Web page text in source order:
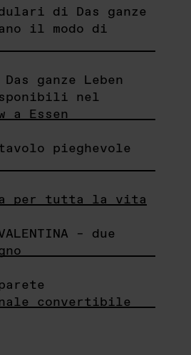
di Das ganze
il modo di
ganze Leben
nel
a Essen
pieghevole
per tutta la vita
– due
convertibile